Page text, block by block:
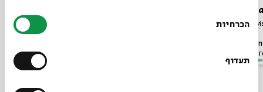
הסכמה
הכרחיות
תעדוף
Series: Jewish Thought in Late Antiquity
Programs
Prof.
Series: